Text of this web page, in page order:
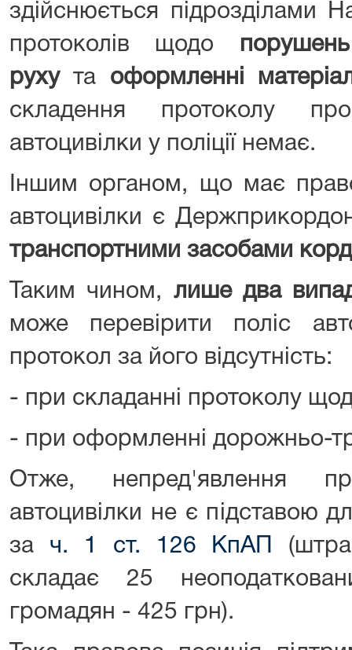
здійснюється підрозділами
протоколів щодо
рухута оформленні
складення протоколу про
автоцивілки у поліції немає.
Іншим органом, що має
автоцивілки є
транспортними засобами
Таким чином, лише два
може перевірити поліс
протокол за його відсутність:
- при складанні протоколу
- при оформленні дорожньо-
Отже, непред'явлення
автоцивілки не є підставою
за ч. 1 ст. 126 КпАП
складає 25
громадян - 425 грн).